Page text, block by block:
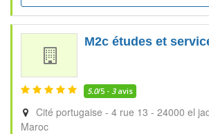
M2c études et
5.0/5 - 3avis
Cité portugaise - 4 rue 13 - 24000 el
Maroc